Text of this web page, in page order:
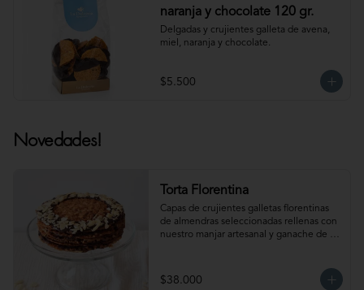
naranja y chocolate 120 gr.
Delgadas y crujientes galleta de avena,
miel, naranja y chocolate.
$5.500
Novedades!
Torta Florentina
Capas de crujientes galletas florentinas
de almendras seleccionadas rellenas con
nuestro manjar artesanal y ganache de
recomienda descongelar 1 hora
refrigerada antes de servir. Para
$38.000